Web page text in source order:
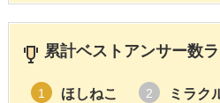
累計ベストアンサー数
1 ほしねこ 2 ミラク